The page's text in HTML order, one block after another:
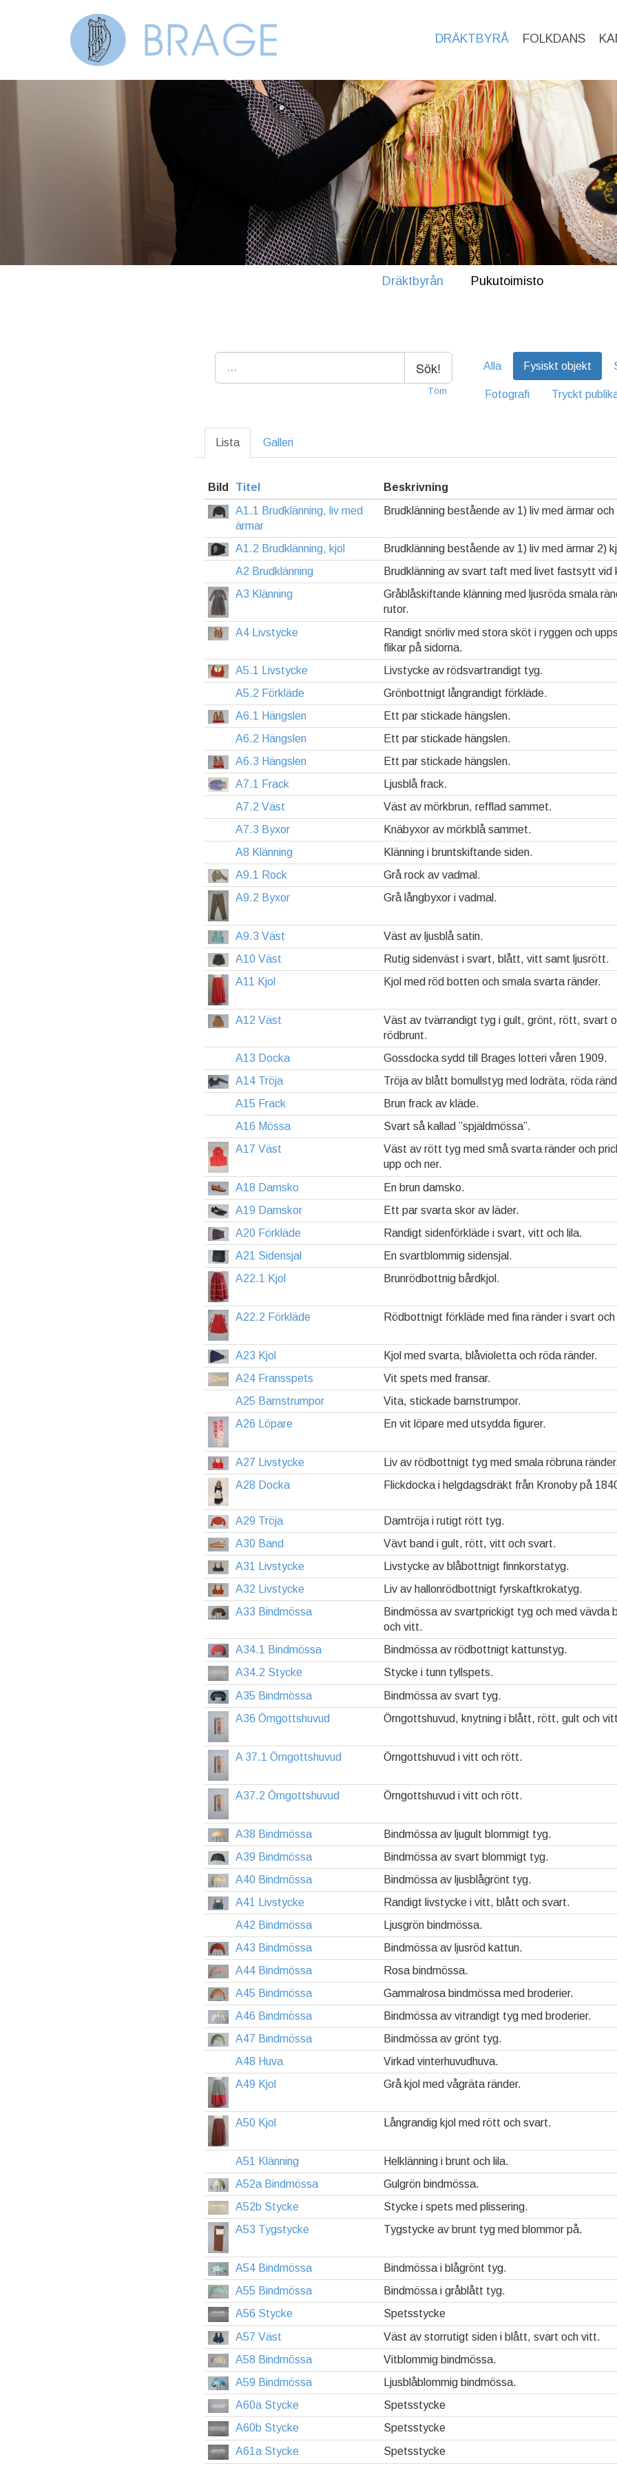
DRÄKTBYRÅ FOLKDANS
Dräktbyrån Pukutoimisto
Sök!
Töm
Alla Fysiskt objekt
Fotografi Tryckt
Lista Galleri
Bild
Titel Beskrivning
A1.1 Brudklänning, liv med
ärmar
Brudklänning bestående av 1) liv med ärmar och
A1.2 Brudklänning, kjol
Brudklänning bestående av 1) liv med ärmar 2)
A2 Brudklänning
Brudklänning av svart taft med livet fastsytt vid
A3 Klänning
Gråblåskiftande klänning med ljusröda smala
rutor.
A4 Livstycke
Randigt snörliv med stora sköt i ryggen och
flikar på sidorna.
A5.1 Livstycke
Livstycke av rödsvartrandigt tyg.
A5.2 Förkläde
Grönbottnigt långrandigt förkläde.
A6.1 Hängslen
Ett par stickade hängslen.
A6.2 Hängslen
Ett par stickade hängslen.
A6.3 Hängslen
Ett par stickade hängslen.
A7.1 Frack
Ljusblå frack.
A7.2 Väst
Väst av mörkbrun, refflad sammet.
A7.3 Byxor
Knäbyxor av mörkblå sammet.
A8 Klänning
Klänning i bruntskiftande siden.
A9.1 Rock
Grå rock av vadmal.
A9.2 Byxor
Grå långbyxor i vadmal.
A9.3 Väst
Väst av ljusblå satin.
A10 Väst
Rutig sidenväst i svart, blått, vitt samt ljusrött.
A11 Kjol
Kjol med röd botten och smala svarta ränder.
A12 Väst
Väst av tvärrandigt tyg i gult, grönt, rött, svart
rödbrunt.
A13 Docka
Gossdocka sydd till Brages lotteri våren 1909.
A14 Tröja
Tröja av blått bomullstyg med lodräta, röda
A15 Frack
Brun frack av kläde.
A16 Mössa
Svart så kallad ”spjäldmössa”.
A17 Väst
Väst av rött tyg med små svarta ränder och
upp och ner.
A18 Damsko
En brun damsko.
A19 Damskor
Ett par svarta skor av läder.
A20 Förkläde
Randigt sidenförkläde i svart, vitt och lila.
A21 Sidensjal
En svartblommig sidensjal.
A22.1 Kjol
Brunrödbottnig bårdkjol.
A22.2 Förkläde Rödbottnigt förkläde med fina ränder i svart
A23 Kjol
Kjol med svarta, blåvioletta och röda ränder.
A24 Fransspets
Vit spets med fransar.
A25 Barnstrumpor
Vita, stickade barnstrumpor.
A26 Löpare
En vit löpare med utsydda figurer.
A27 Livstycke
Liv av rödbottnigt tyg med smala röbruna
A28 Docka
Flickdocka i helgdagsdräkt från Kronoby på
A29 Tröja
Damtröja i rutigt rött tyg.
A30 Band
Vävt band i gult, rött, vitt och svart.
A31 Livstycke
Livstycke av blåbottnigt finnkorstatyg.
A32 Livstycke
Liv av hallonrödbottnigt fyrskaftkrokatyg.
A33 Bindmössa
Bindmössa av svartprickigt tyg och med vävda
och vitt.
A34.1 Bindmössa
Bindmössa av rödbottnigt kattunstyg.
A34.2 Stycke
Stycke i tunn tyllspets.
A35 Bindmössa
Bindmössa av svart tyg.
A36 Örngottshuvud
Örngottshuvud, knytning i blått, rött, gult och
A 37.1 Örngottshuvud Örngottshuvud i vitt och rött.
A37.2 Örngottshuvud Örngottshuvud i vitt och rött.
A38 Bindmössa
Bindmössa av ljugult blommigt tyg.
A39 Bindmössa
Bindmössa av svart blommigt tyg.
A40 Bindmössa
Bindmössa av ljusblågrönt tyg.
A41 Livstycke
Randigt livstycke i vitt, blått och svart.
A42 Bindmössa
Ljusgrön bindmössa.
A43 Bindmössa
Bindmössa av ljusröd kattun.
A44 Bindmössa
Rosa bindmössa.
A45 Bindmössa
Gammalrosa bindmössa med broderier.
A46 Bindmössa
Bindmössa av vitrandigt tyg med broderier.
A47 Bindmössa
Bindmössa av grönt tyg.
A48 Huva
Virkad vinterhuvudhuva.
A49 Kjol
Grå kjol med vågräta ränder.
A50 Kjol Långrandig kjol med rött och svart.
A51 Klänning
Helklänning i brunt och lila.
A52a Bindmössa
Gulgrön bindmössa.
A52b Stycke
Stycke i spets med plissering.
A53 Tygstycke
Tygstycke av brunt tyg med blommor på.
A54 Bindmössa
Bindmössa i blågrönt tyg.
A55 Bindmössa
Bindmössa i gråblått tyg.
A56 Stycke
Spetsstycke
A57 Väst
Väst av storrutigt siden i blått, svart och vitt.
A58 Bindmössa
Vitblommig bindmössa.
A59 Bindmössa
Ljusblåblommig bindmössa.
A60a Stycke
Spetsstycke
A60b Stycke
Spetsstycke
A61a Stycke
Spetsstycke